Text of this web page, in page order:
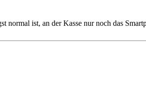
ist, an der Kasse nur noch das